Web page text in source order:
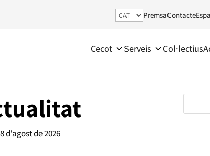
PremsaContacte
Cecot Serveis Col·lectius
8 d'agost de 2026